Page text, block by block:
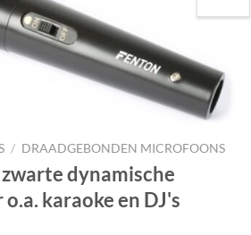
Toevoegen
/ DRAADGEBONDEN MICROFOONS
dynamische
karaoke en DJ's